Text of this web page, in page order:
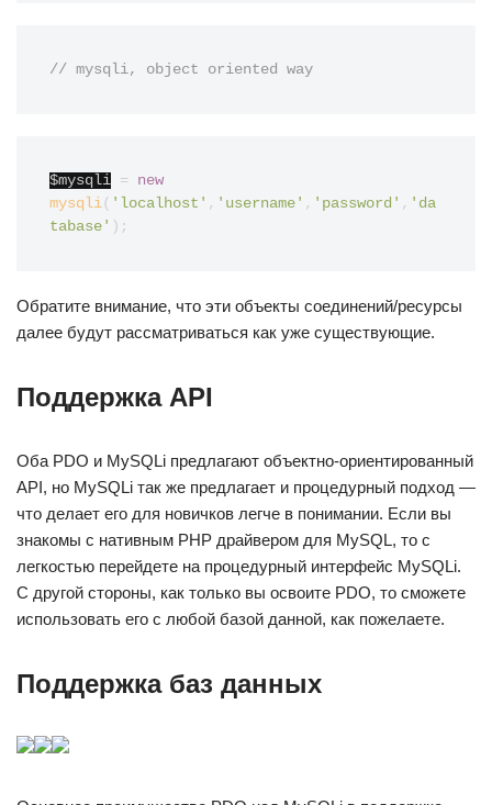
// mysqli, object oriented way
$mysqli =
new
mysqli( 'localhost' , 'username' , 'password' , 'da
tabase' );
Обратите внимание, что эти объекты соединений/ресурсы
далее будут рассматриваться как уже существующие.
Поддержка API
Оба PDO и MySQLi предлагают объектно-ориентированный
API, но MySQLi так же предлагает и процедурный подход —
что делает его для новичков легче в понимании. Если вы
знакомы с нативным PHP драйвером для MySQL, то с
легкостью перейдете на процедурный интерфейс MySQLi.
С другой стороны, как только вы освоите PDO, то сможете
использовать его с любой базой данной, как пожелаете.
Поддержка баз данных